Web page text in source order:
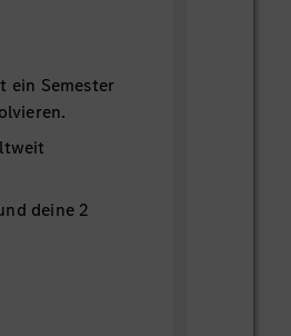
ein Semester
deine 2